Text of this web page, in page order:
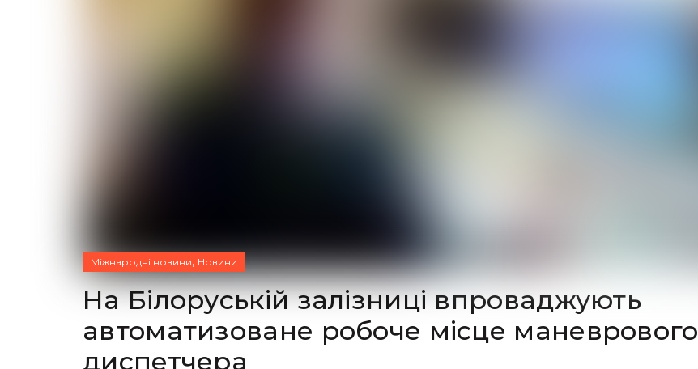
Міжнародні новини, Новини
На Білоруській залізниці впроваджують
автоматизоване робоче місце маневрового
диспетчера